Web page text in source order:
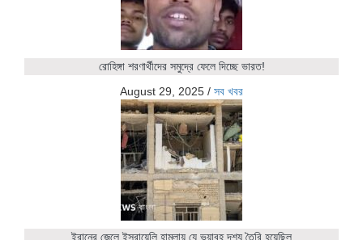
রোহিঙ্গা শরণার্থীদের সমুদ্রে ফেলে দিচ্ছে ভারত!
August 29, 2025 / সব খবর
ইরানের জেলে ইসরায়েলি হামলায় যে ভয়াবহ দৃশ্য তৈরি হয়েছিল